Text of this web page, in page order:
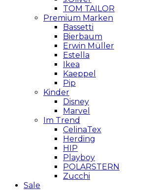
TOM TAILOR
Premium Marken
Bassetti
Bierbaum
Erwin Müller
Estella
Ikea
Kaeppel
Pip
Kinder
Disney
Marvel
Im Trend
CelinaTex
Herding
HIP
Playboy
POLARSTERN
Zucchi
Sale